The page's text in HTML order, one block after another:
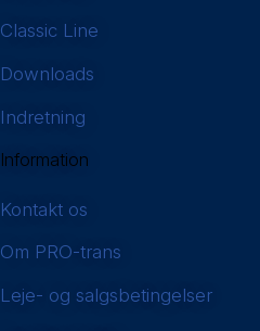
Classic Line
Downloads
Indretning
Information
Kontakt os
Om PRO-trans
Leje- og salgsbetingelser